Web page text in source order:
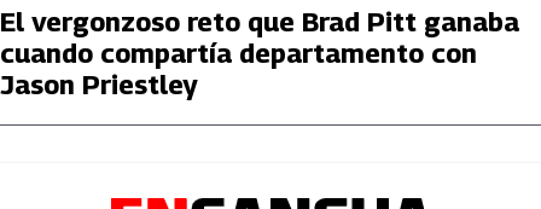
El vergonzoso reto que Brad Pitt ganaba
cuando compartía departamento con
Jason Priestley